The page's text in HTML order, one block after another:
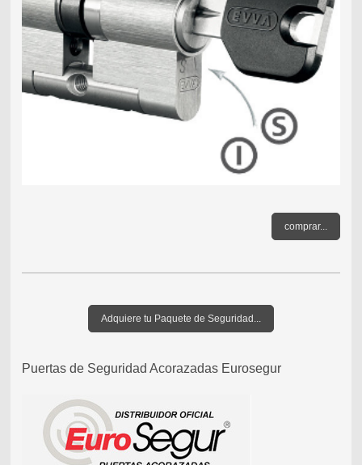
comprar...
Adquiere tu Paquete de Seguridad...
Puertas de Seguridad Acorazadas Eurosegur